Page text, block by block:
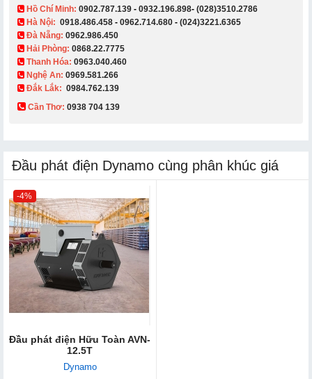
​ Hồ Chí Minh: 0902.787.139 - 0932.196.898- (028)3510.2786
Hà Nội: 0918.486.458 - 0962.714.680 - (024)3221.6365
Đà Nẵng: 0962.986.450
Hải Phòng: 0868.22.7775
Thanh Hóa: 0963.040.460
Nghệ An: 0969.581.266
Đắk Lắk: 0984.762.139
Cần Thơ: 0938 704 139​
Đầu phát điện Dynamo cùng phân khúc giá
-4%
Đầu phát điện Hữu Toàn AVN-
12.5T
Dynamo